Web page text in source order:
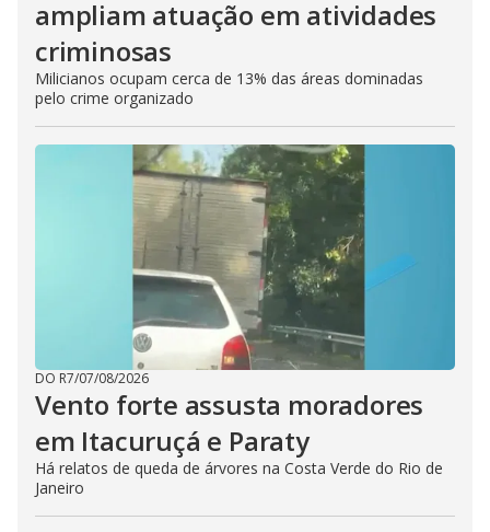
ampliam atuação em atividades
criminosas
Milicianos ocupam cerca de 13% das áreas dominadas
pelo crime organizado
DO R7/07/08/2026
Vento forte assusta moradores
em Itacuruçá e Paraty
Há relatos de queda de árvores na Costa Verde do Rio de
Janeiro